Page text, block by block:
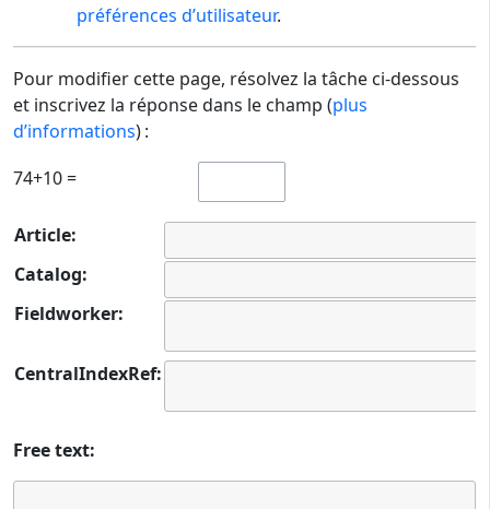
préférences d’utilisateur.
Pour modifier cette page, résolvez la tâche ci-dessous
et inscrivez la réponse dans le champ (plus
d’informations) :
74+10 =
Article:
Catalog:
Fieldworker:
CentralIndexRef:
Free text: